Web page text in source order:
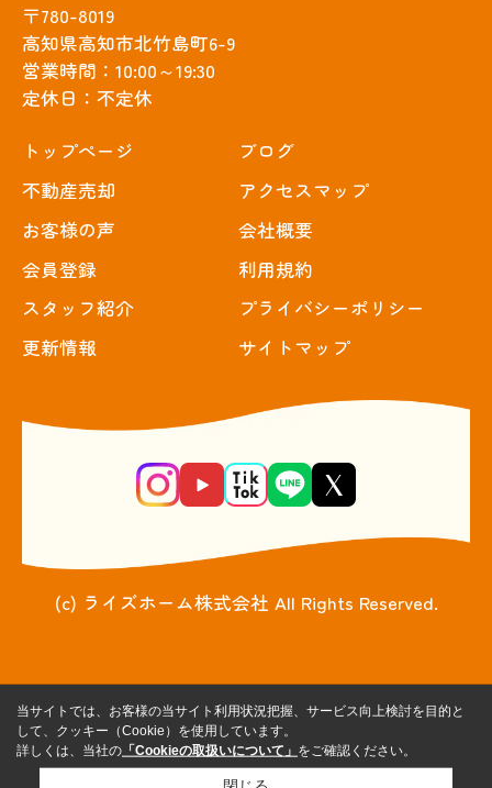
〒780-8019
高知県高知市北竹島町6-9
営業時間：10:00～19:30
定休日：不定休
トップぺージ
不動産売却
お客様の声
会員登録
スタッフ紹介
更新情報
ブログ
アクセスマップ
会社概要
利用規約
プライバシーポリシー
サイトマップ
(c) ライズホーム株式会社 All Rights Reserved.
当サイトでは、お客様の当サイト利用状況把握、サービス向上検討を目的と
して、クッキー（Cookie）を使用しています。
詳しくは、当社の 「Cookieの取扱いについて」 をご確認ください。